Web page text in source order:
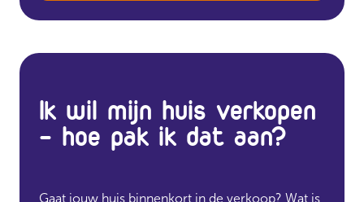
Ik wil mijn huis verkopen
- hoe pak ik dat aan?
Gaat jouw huis binnenkort in de verkoop? Wat is